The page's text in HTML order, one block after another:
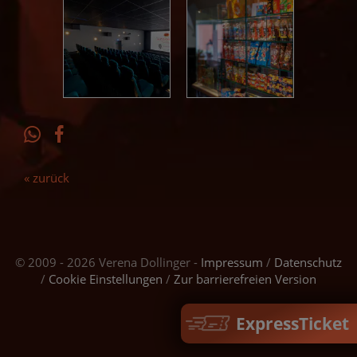
ExpressTicket
« zurück
© 2009 - 2026 Verena Dollinger - Impressum / Datenschutz
/ Cookie Einstellungen / Zur barrierefreien Version